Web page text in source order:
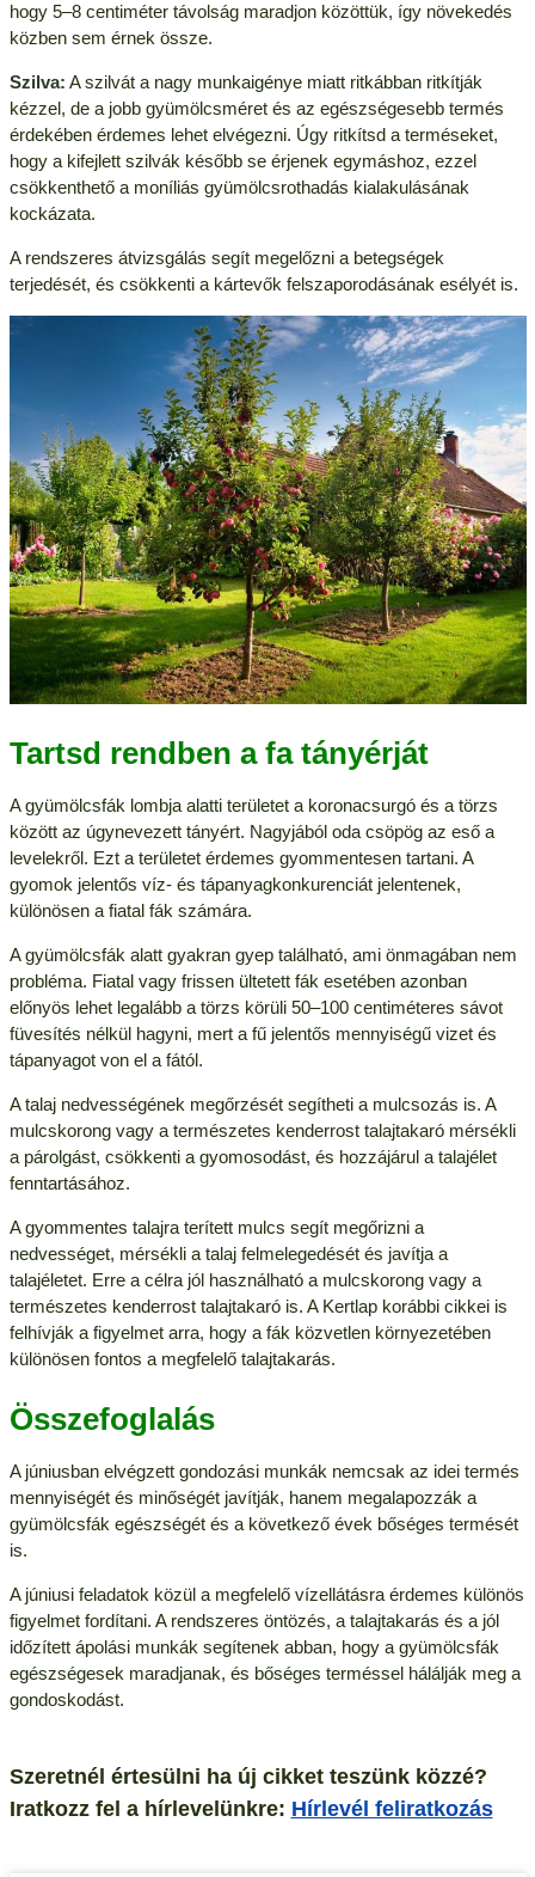
hogy 5–8 centiméter távolság maradjon közöttük, így növekedés
közben sem érnek össze.
Szilva: A szilvát a nagy munkaigénye miatt ritkábban ritkítják
kézzel, de a jobb gyümölcsméret és az egészségesebb termés
érdekében érdemes lehet elvégezni. Úgy ritkítsd a terméseket,
hogy a kifejlett szilvák később se érjenek egymáshoz, ezzel
csökkenthető a moníliás gyümölcsrothadás kialakulásának
kockázata.
A rendszeres átvizsgálás segít megelőzni a betegségek
terjedését, és csökkenti a kártevők felszaporodásának esélyét is.
Tartsd rendben a fa tányérját
A gyümölcsfák lombja alatti területet a koronacsurgó és a törzs
között az úgynevezett tányért. Nagyjából oda csöpög az eső a
levelekről. Ezt a területet érdemes gyommentesen tartani. A
gyomok jelentős víz- és tápanyagkonkurenciát jelentenek,
különösen a fiatal fák számára.
A gyümölcsfák alatt gyakran gyep található, ami önmagában nem
probléma. Fiatal vagy frissen ültetett fák esetében azonban
előnyös lehet legalább a törzs körüli 50–100 centiméteres sávot
füvesítés nélkül hagyni, mert a fű jelentős mennyiségű vizet és
tápanyagot von el a fától.
A talaj nedvességének megőrzését segítheti a mulcsozás is. A
mulcskorong vagy a természetes kenderrost talajtakaró mérsékli
a párolgást, csökkenti a gyomosodást, és hozzájárul a talajélet
fenntartásához.
A gyommentes talajra terített mulcs segít megőrizni a
nedvességet, mérsékli a talaj felmelegedését és javítja a
talajéletet. Erre a célra jól használható a mulcskorong vagy a
természetes kenderrost talajtakaró is. A Kertlap korábbi cikkei is
felhívják a figyelmet arra, hogy a fák közvetlen környezetében
különösen fontos a megfelelő talajtakarás.
Összefoglalás
A júniusban elvégzett gondozási munkák nemcsak az idei termés
mennyiségét és minőségét javítják, hanem megalapozzák a
gyümölcsfák egészségét és a következő évek bőséges termését
is.
A júniusi feladatok közül a megfelelő vízellátásra érdemes különös
figyelmet fordítani. A rendszeres öntözés, a talajtakarás és a jól
időzített ápolási munkák segítenek abban, hogy a gyümölcsfák
egészségesek maradjanak, és bőséges terméssel hálálják meg a
gondoskodást.
Szeretnél értesülni ha új cikket teszünk közzé?
Iratkozz fel a hírlevelünkre: Hírlevél feliratkozás